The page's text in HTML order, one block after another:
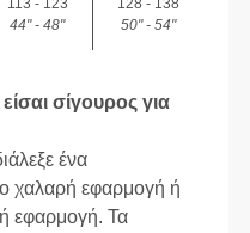
113 - 123
44" - 48"
128 - 138
50" - 54"
σίγουρος για
ένα
χαλαρή εφαρμογή ή
εφαρμογή. Τα